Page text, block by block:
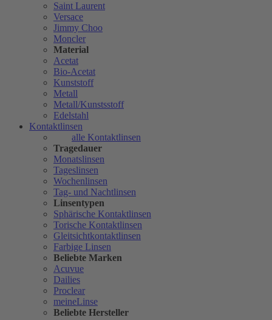
Saint Laurent
Versace
Jimmy Choo
Moncler
Material
Acetat
Bio-Acetat
Kunststoff
Metall
Metall/Kunstsstoff
Edelstahl
Kontaktlinsen
alle Kontaktlinsen
Tragedauer
Monatslinsen
Tageslinsen
Wochenlinsen
Tag- und Nachtlinsen
Linsentypen
Sphärische Kontaktlinsen
Torische Kontaktlinsen
Gleitsichtkontaktlinsen
Farbige Linsen
Beliebte Marken
Acuvue
Dailies
Proclear
meineLinse
Beliebte Hersteller